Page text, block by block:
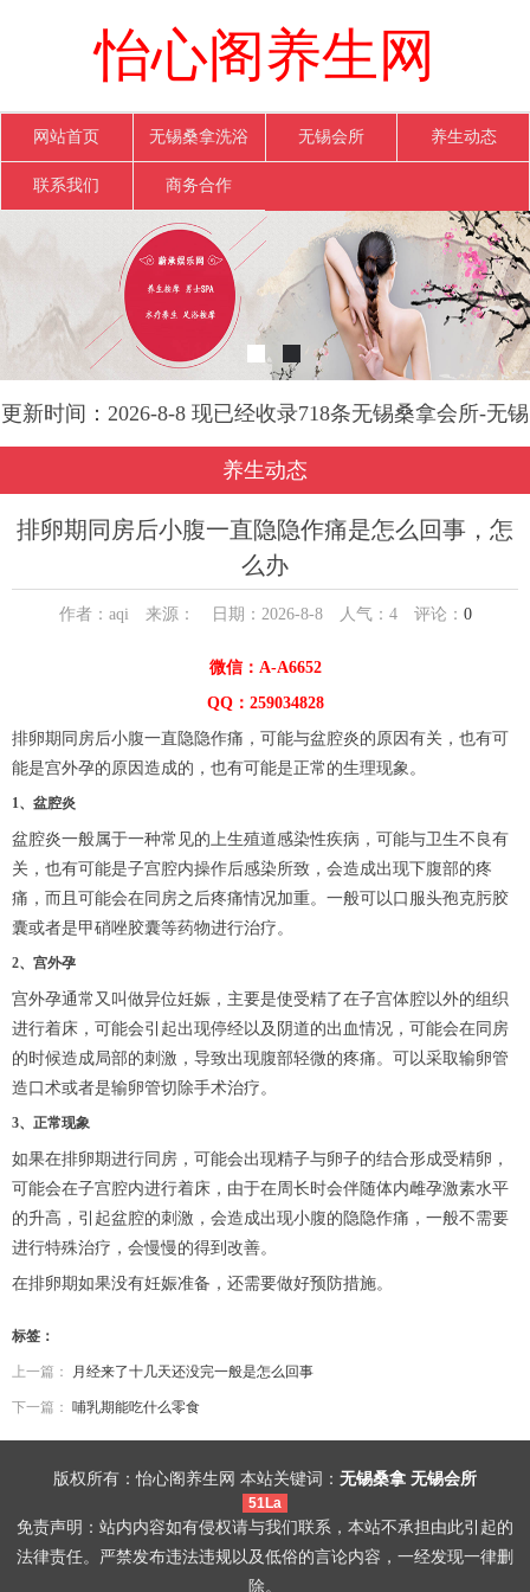
怡心阁养生网
网站首页 无锡桑拿洗浴 无锡会所 养生动态
联系我们 商务合作
更新时间：2026-8-8 现已经收录718条无锡桑拿会所-无锡
怡心阁养生网信息
养生动态
排卵期同房后小腹一直隐隐作痛是怎么回事，怎
么办
作者：aqi 来源： 日期：2026-8-8 人气： 4评论： 0
微信：A-A6652
QQ：259034828
排卵期同房后小腹一直隐隐作痛，可能与盆腔炎的原因有关，也有可
能是宫外孕的原因造成的，也有可能是正常的生理现象。
1、盆腔炎
盆腔炎一般属于一种常见的上生殖道感染性疾病，可能与卫生不良有
关，也有可能是子宫腔内操作后感染所致，会造成出现下腹部的疼
痛，而且可能会在同房之后疼痛情况加重。一般可以口服头孢克肟胶
囊或者是甲硝唑胶囊等药物进行治疗。
2、宫外孕
宫外孕通常又叫做异位妊娠，主要是使受精了在子宫体腔以外的组织
进行着床，可能会引起出现停经以及阴道的出血情况，可能会在同房
的时候造成局部的刺激，导致出现腹部轻微的疼痛。可以采取输卵管
造口术或者是输卵管切除手术治疗。
3、正常现象
如果在排卵期进行同房，可能会出现精子与卵子的结合形成受精卵，
可能会在子宫腔内进行着床，由于在周长时会伴随体内雌孕激素水平
的升高，引起盆腔的刺激，会造成出现小腹的隐隐作痛，一般不需要
进行特殊治疗，会慢慢的得到改善。
在排卵期如果没有妊娠准备，还需要做好预防措施。
标签：
上一篇： 月经来了十几天还没完一般是怎么回事
下一篇： 哺乳期能吃什么零食
版权所有：怡心阁养生网 本站关键词： 无锡桑拿 无锡会所
51La
免责声明：站内内容如有侵权请与我们联系，本站不承担由此引起的
法律责任。严禁发布违法违规以及低俗的言论内容，一经发现一律删
除。